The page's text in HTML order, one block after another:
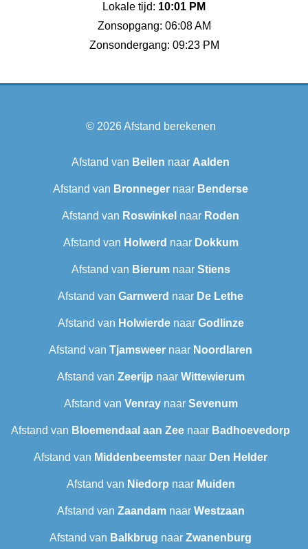
Lokale tijd: 10:01 PM
Zonsopgang: 06:08 AM
Zonsondergang: 09:23 PM
© 2026Afstand berekenen
Afstand van Beilen naar Aalden
Afstand van Bronneger naar Benderse
Afstand van Roswinkel naar Roden
Afstand van Holwerd naar Dokkum
Afstand van Bierumnaar Stiens
Afstand van Garnwerd naar De Lethe
Afstand van Holwierdenaar Godlinze
Afstand van Tjamsweer naar Noordlaren
Afstand van Zeerijp naar Wittewierum
Afstand van Venraynaar Sevenum
Afstand van Bloemendaal aan Zee naar Badhoevedorp
Afstand van Middenbeemster naar Den Helder
Afstand van Niedorp naar Muiden
Afstand van Zaandamnaar Westzaan
Afstand van Balkbrug naar Zwanenburg